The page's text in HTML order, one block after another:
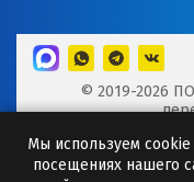
© 2019-2026
Минеральные
Мы используем
посещениях нашего